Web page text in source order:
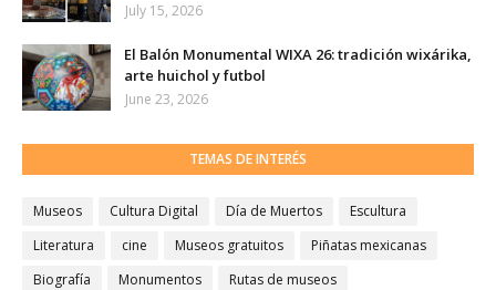
July 15, 2026
El Balón Monumental WIXA 26: tradición wixárika,
arte huichol y futbol
June 23, 2026
TEMAS DE INTERÉS
Museos Cultura Digital Día de Muertos
Escultura
Literatura
cine Museos gratuitos
Piñatas mexicanas
Biografía
Monumentos Rutas de museos